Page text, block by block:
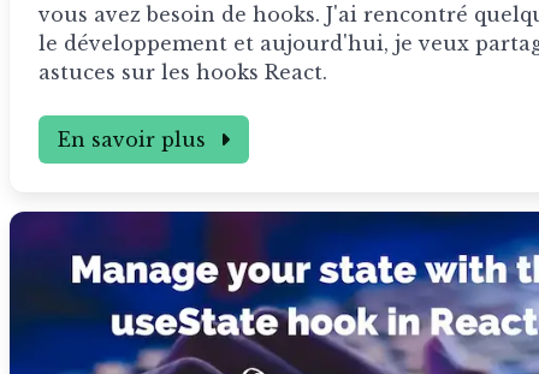
vous avez besoin de hooks. J'ai rencontré
le développement et aujourd'hui, je veux
astuces sur les hooks React.
En savoir plus